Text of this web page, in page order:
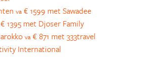
va € 1599 met Sawadee
€ 1395 met Djoser Family
va € 871 met 333travel
International